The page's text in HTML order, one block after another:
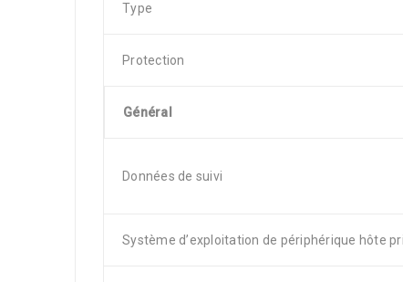
Type
Protection
Général
Données de suivi
Système d’exploitation de périphérique hôte